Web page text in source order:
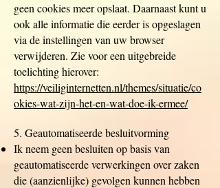
geen cookies meer opslaat. Daarnaast kunt u
ook alle informatie die eerder is opgeslagen
via de instellingen van uw browser
verwijderen. Zie voor een uitgebreide
toelichting hierover:
https://veiliginternetten.nl/themes/situatie/co
okies-wat-zijn-het-en-wat-doe-ik-ermee/
5. Geautomatiseerde besluitvorming
Ik neem geen besluiten op basis van
geautomatiseerde verwerkingen over zaken
die (aanzienlijke) gevolgen kunnen hebben